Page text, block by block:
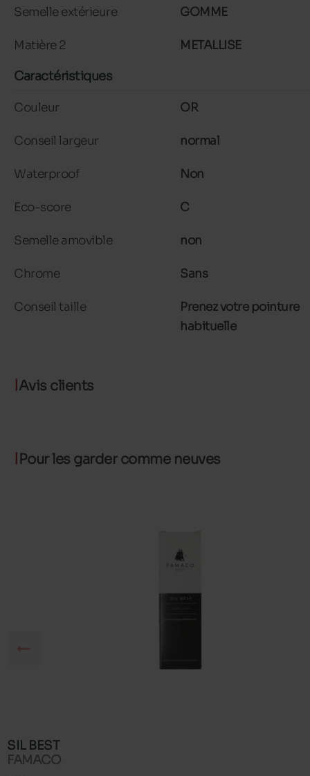
Semelle extérieure GOMME
Matière 2 METALLISE
Caractéristiques
Couleur OR
Conseil largeur normal
Waterproof Non
Eco-score C
Semelle amovible non
Chrome Sans
Conseil taille
Prenez votre pointure
habituelle
Avis clients
Pour les garder comme neuves
SIL BEST
FAMACO